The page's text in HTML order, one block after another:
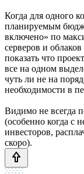
Когда для одного
планируемым
включено» по
серверов и
показать что
все на одном
чуть ли не на
необходимости в
Видимо не всегда
(особенно когда с
инвесторов,
скоро).